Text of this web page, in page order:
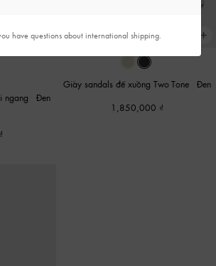
ngang
Đen
Giày sandals đế xuồng Two-Tone
Đen
1,850,000
have questions about international shipping.